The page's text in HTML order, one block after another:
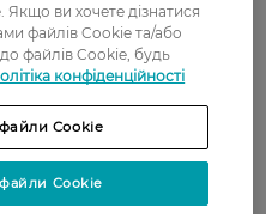
понравился.
с красивой
крышкой
цвета. Крем быстро
без излишней
смягчает и
запах приятный.
рук и ног перед
ви хочете дізнатися
файлів Cookie та/або
файлів Cookie, будь
конфіденційності
Cookie
Cookie